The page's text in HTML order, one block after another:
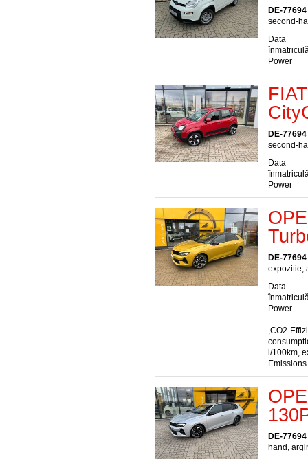
DE-
second-
Data
Power
DE-
second-
Data
Power
DE-
expozitie,
Data
Power
,CO2-
l/100km,
DE-
hand,